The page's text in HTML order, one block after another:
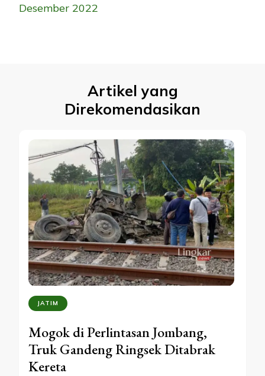
Desember 2022
Artikel yang
Direkomendasikan
JATIM
Mogok di Perlintasan Jombang,
Truk Gandeng Ringsek Ditabrak
Kereta